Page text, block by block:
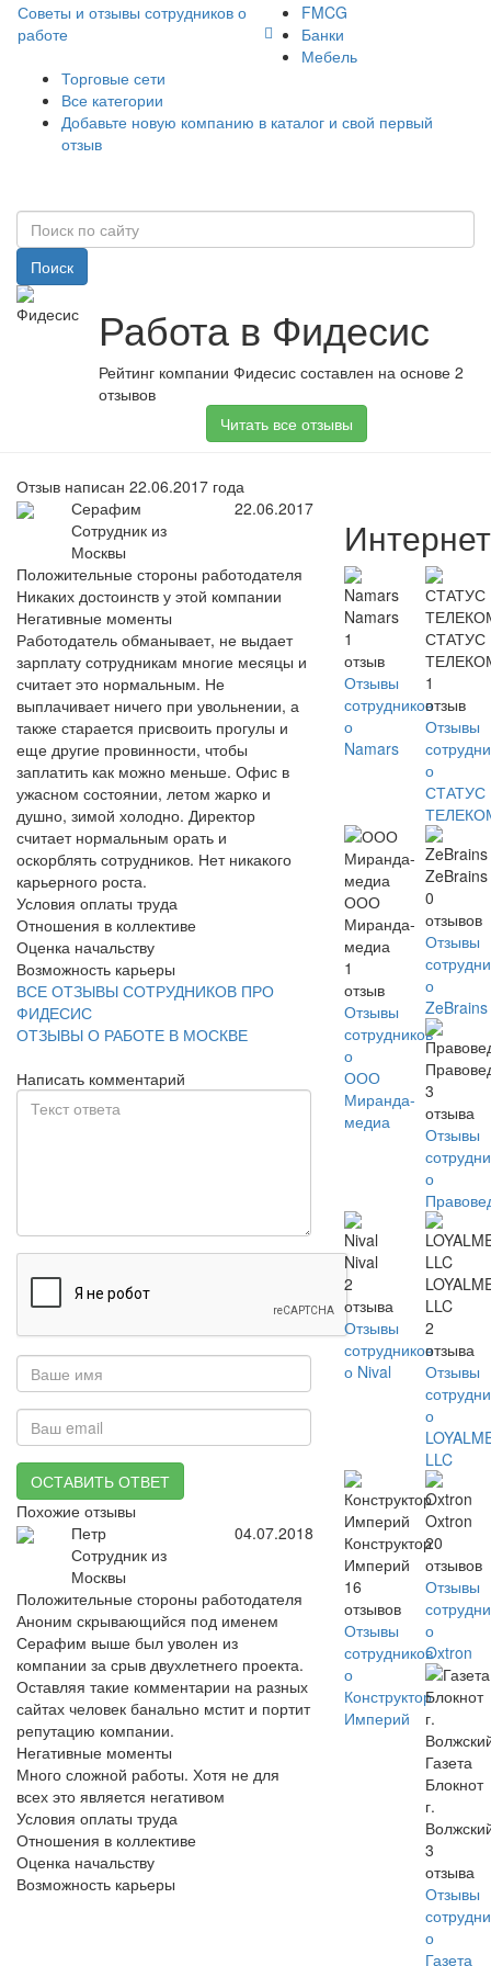
Советы и отзывы сотрудников о
работе
FMCG
Банки
Мебель
Торговые сети
Все категории
Добавьте новую компанию в каталог и свой первый
отзыв
Поиск
Работа в Фидесис
Рейтинг компании Фидесис составлен на основе 2
отзывов
Читать все отзывы
Отзыв написан 22.06.2017 года
Серафим
Сотрудник из
Москвы
22.06.2017
Положительные стороны работодателя
Никаких достоинств у этой компании
Негативные моменты
Работодатель обманывает, не выдает
зарплату сотрудникам многие месяцы и
считает это нормальным. Не
выплачивает ничего при увольнении, а
также старается присвоить прогулы и
еще другие провинности, чтобы
заплатить как можно меньше. Офис в
ужасном состоянии, летом жарко и
душно, зимой холодно. Директор
считает нормальным орать и
оскорблять сотрудников. Нет никакого
карьерного роста.
Условия оплаты труда
Отношения в коллективе
Оценка начальству
Возможность карьеры
ВСЕ ОТЗЫВЫ СОТРУДНИКОВ ПРО
ФИДЕСИС
ОТЗЫВЫ О РАБОТЕ В МОСКВЕ
Написать комментарий
ОСТАВИТЬ ОТВЕТ
Похожие отзывы
Петр
Сотрудник из
Москвы
04.07.2018
Положительные стороны работодателя
Аноним скрывающийся под именем
Серафим выше был уволен из
компании за срыв двухлетнего проекта.
Оставляя такие комментарии на разных
сайтах человек банально мстит и портит
репутацию компании.
Негативные моменты
Много сложной работы. Хотя не для
всех это является негативом
Условия оплаты труда
Отношения в коллективе
Оценка начальству
Возможность карьеры
Интернет
Namars
1
отзыв
Отзывы
сотрудников
о
Namars
СТАТУС
1
отзыв
Отзывы
о
СТАТУС
ООО
Миранда-
медиа
1
отзыв
Отзывы
сотрудников
о
ООО
Миранда-
медиа
ZeBrains
0
отзывов
Отзывы
о
ZeBrains
3
отзыва
Отзывы
о
Nival
2
отзыва
Отзывы
сотрудников
о Nival
LLC
2
отзыва
Отзывы
о
LLC
Конструктор
Империй
16
отзывов
Отзывы
сотрудников
о
Конструктор
Империй
Oxtron
20
отзывов
Отзывы
о
Oxtron
Газета
Блокнот
г.
3
отзыва
Отзывы
о
Газета